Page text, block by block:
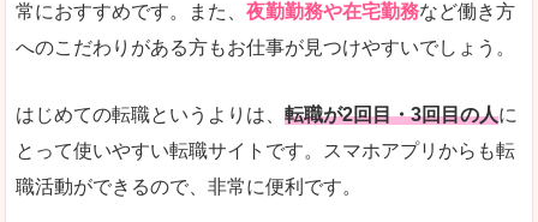
求人数が少ないので、逆に探しやすいといった一
常におすすめです。また、 夜勤勤務や在宅勤務など働き方
へのこだわりがある方もお仕事が見つけやすいでしょう。
はじめての転職というよりは、 転職が2回目・3回目の人に
とって使いやすい転職サイトです。スマホアプリからも転
職活動ができるので、非常に便利です。